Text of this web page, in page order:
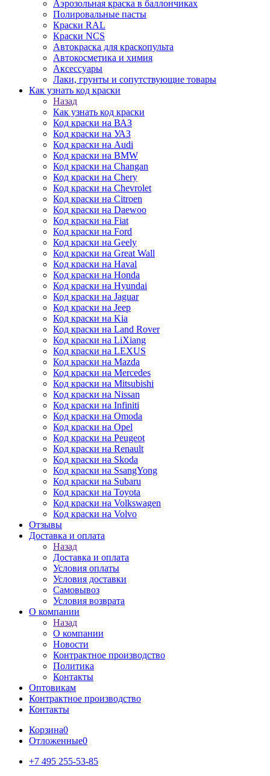
Аэрозольная краска в баллончиках
Полировальные пасты
Краски RAL
Краски NCS
Автокраска для краскопульта
Автокосметика и химия
Аксессуары
Лаки, грунты и сопутствующие товары
Как узнать код краски
Назад
Как узнать код краски
Код краски на ВАЗ
Код краски на УАЗ
Код краски на Audi
Код краски на BMW
Код краски на Changan
Код краски на Chery
Код краски на Chevrolet
Код краски на Citroen
Код краски на Daewoo
Код краски на Fiat
Код краски на Ford
Код краски на Geely
Код краски на Great Wall
Код краски на Haval
Код краски на Honda
Код краски на Hyundai
Код краски на Jaguar
Код краски на Jeep
Код краски на Kia
Код краски на Land Rover
Код краски на LiXiang
Код краски на LEXUS
Код краски на Mazda
Код краски на Mercedes
Код краски на Mitsubishi
Код краски на Nissan
Код краски на Infiniti
Код краски на Omoda
Код краски на Opel
Код краски на Peugeot
Код краски на Renault
Код краски на Skoda
Код краски на SsangYong
Код краски на Subaru
Код краски на Toyota
Код краски на Volkswagen
Код краски на Volvo
Отзывы
Доставка и оплата
Назад
Доставка и оплата
Условия оплаты
Условия доставки
Самовывоз
Условия возврата
О компании
Назад
О компании
Новости
Контрактное производство
Политика
Контакты
Оптовикам
Контрактное производство
Контакты
Корзина0
Отложенные0
+7 495 255-53-85